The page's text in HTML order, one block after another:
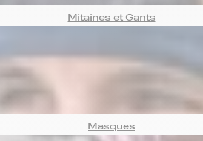
Mitaines et Gants
Masques